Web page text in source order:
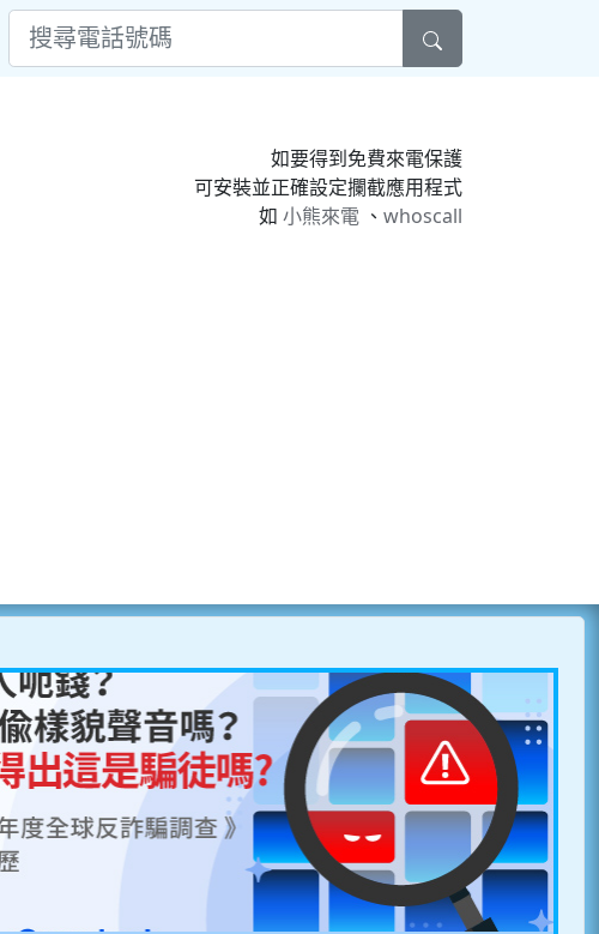
如要得到免費來電保護
可安裝並正確設定攔截應用程式
如 小熊來電 、 whoscall